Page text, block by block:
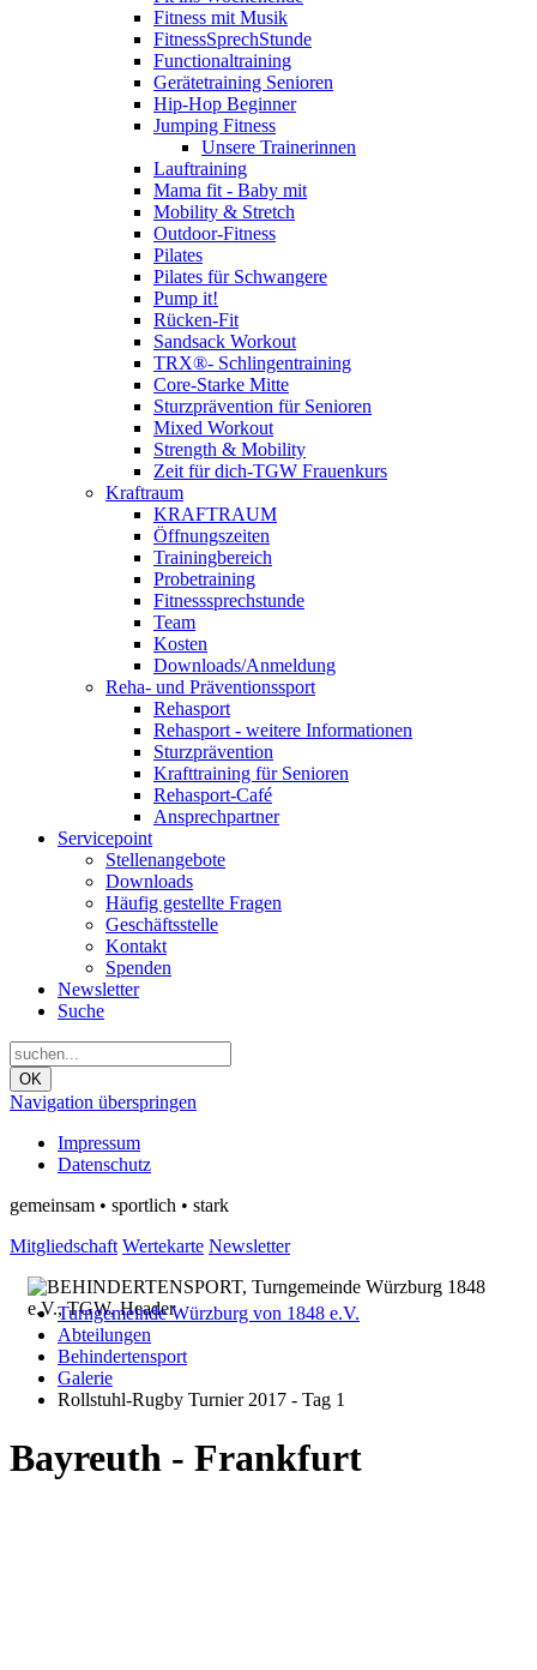
Fitness mit Musik
FitnessSprechStunde
Functionaltraining
Gerätetraining Senioren
Hip-Hop Beginner
Jumping Fitness
Unsere Trainerinnen
Lauftraining
Mama fit - Baby mit
Mobility & Stretch
Outdoor-Fitness
Pilates
Pilates für Schwangere
Pump it!
Rücken-Fit
Sandsack Workout
TRX®- Schlingentraining
Core-Starke Mitte
Sturzprävention für Senioren
Mixed Workout
Strength & Mobility
Zeit für dich-TGW Frauenkurs
Kraftraum
KRAFTRAUM
Öffnungszeiten
Trainingbereich
Probetraining
Fitnesssprechstunde
Team
Kosten
Downloads/Anmeldung
Reha- und Präventionssport
Rehasport
Rehasport - weitere Informationen
Sturzprävention
Krafttraining für Senioren
Rehasport-Café
Ansprechpartner
Servicepoint
Stellenangebote
Downloads
Häufig gestellte Fragen
Geschäftsstelle
Kontakt
Spenden
Newsletter
Suche
OK
Navigation überspringen
Impressum
Datenschutz
gemeinsam • sportlich • stark
Mitgliedschaft Wertekarte Newsletter
Turngemeinde Würzburg von 1848 e.V.
Abteilungen
Behindertensport
Galerie
Rollstuhl-Rugby Turnier 2017 - Tag 1
Bayreuth - Frankfurt